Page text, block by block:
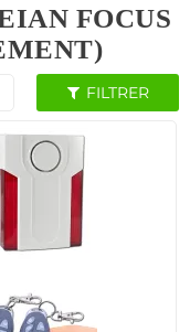
FOCUS
FILTRER